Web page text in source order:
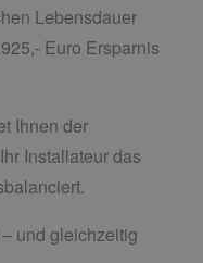
Lebensdauer
Euro Ersparnis
Ihnen der
Installateur das
und gleichzeitig